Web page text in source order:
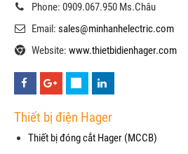
Phone: 0909.067.950 Ms.Châu
Email: sales@minhanhelectric.com
Website: www.thietbidienhager.com
Thiết bị điện Hager
Thiết bị đóng cắt Hager (MCCB)